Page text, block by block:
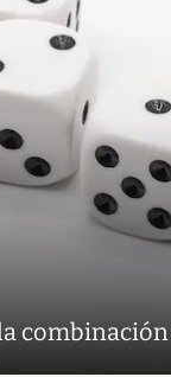
combinación